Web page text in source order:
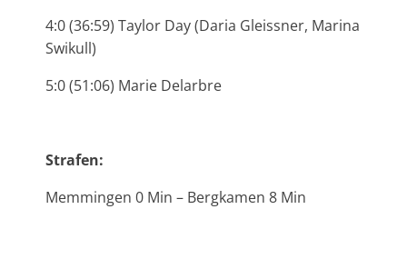
4:0 (36:59) Taylor Day (Daria Gleissner, Marina
Swikull)
5:0 (51:06) Marie Delarbre
Strafen:
Memmingen 0 Min – Bergkamen 8 Min